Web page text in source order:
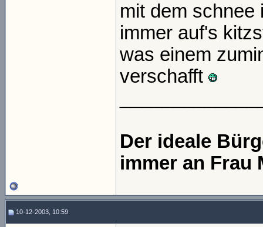
mit dem schnee
immer auf's
was einem
verschafft
Der ideale
immer an Frau
10-12-2003, 10:59